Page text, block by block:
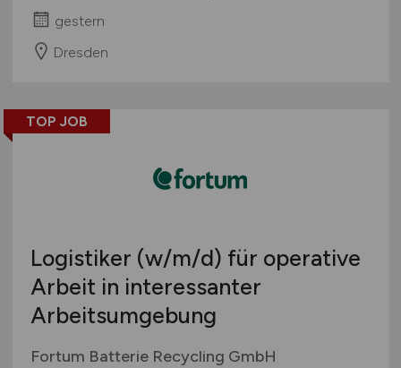
gestern
Dresden
TOP JOB
Logistiker (w/m/d) für operative
Arbeit in interessanter
Arbeitsumgebung
Fortum Batterie Recycling GmbH